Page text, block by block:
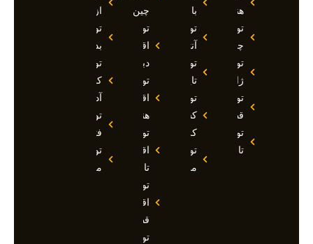
هند
تور
چین
تور
ژاپن
تور
قطر
تور
تاجیکستان
بالی
تور
آنتالیا
تور
تایلند
تور
کشتی
کروز
تور
مالدیو
چین
تور
اقساطی
دبی
تور
اقساطی
هند
تور
اقساطی
تاجیکستان
تور
اقساطی
قطر
تور
ازمیر
تور
بدروم
تور
کوش
آداسی
تور
فتحیه
تور
مالزی